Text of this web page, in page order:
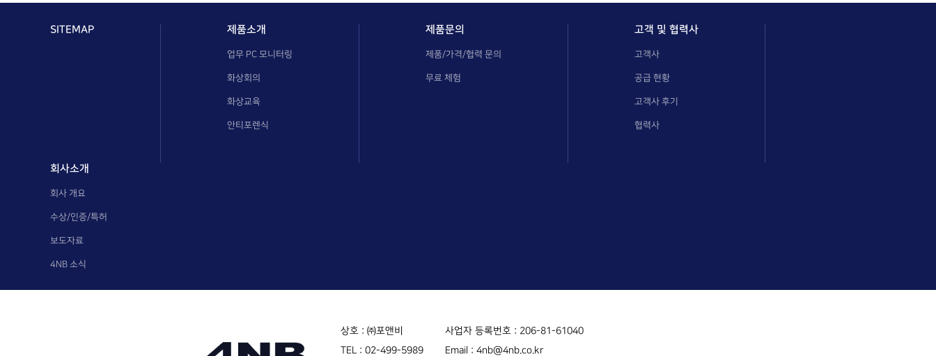
SITEMAP 제품소개
업무 PC 모니터링
화상회의
화상교육
안티포렌식
제품문의
제품/가격/협력 문의
무료 체험
고객 및 협력사
고객사
공급 현황
고객사 후기
협력사
회사소개
회사 개요
수상/인증/특허
보도자료
4NB 소식
상호 : ㈜포앤비
사업자 등록번호 : 206-81-61040
TEL : 02-499-5989 Email : 4nb@4nb.co.kr